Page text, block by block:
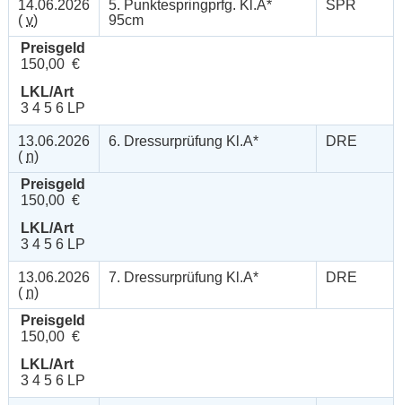
14.06.2026
( v)
5. Punktespringprfg. Kl.A*
95cm
SPR
Preisgeld
150,00 €
LKL/Art
3 4 5 6 LP
13.06.2026
( n)
6. Dressurprüfung Kl.A* DRE
Preisgeld
150,00 €
LKL/Art
3 4 5 6 LP
13.06.2026
( n)
7. Dressurprüfung Kl.A* DRE
Preisgeld
150,00 €
LKL/Art
3 4 5 6 LP